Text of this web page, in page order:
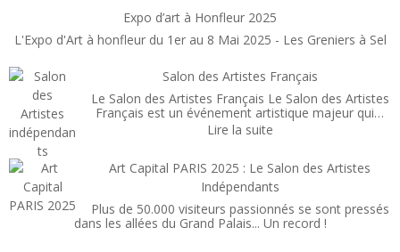
Floral
Paris
Expo d’art à Honfleur 2025
L'Expo d'Art à honfleur du 1er au 8 Mai 2025 - Les Greniers à Sel
Salon des Artistes Français
Le Salon des Artistes Français Le Salon des Artistes
Français est un événement artistique majeur qui…
Lire la suite:
des
Artistes
Français
Art Capital PARIS 2025 : Le Salon des Artistes
Indépendants
Plus de 50.000 visiteurs passionnés se sont pressés
dans les allées du Grand Palais... Un record !